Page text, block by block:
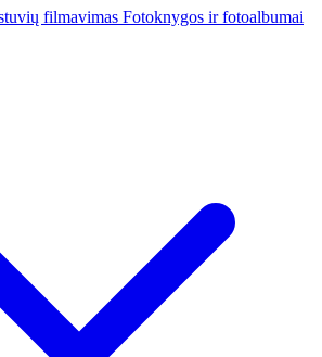
filmavimas Fotoknygos ir fotoalbumai